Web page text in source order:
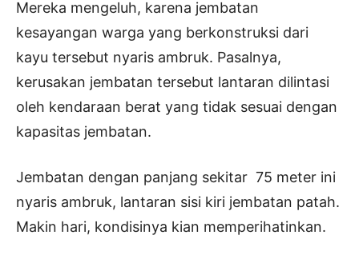
Mereka mengeluh, karena jembatan
kesayangan warga yang berkonstruksi dari
kayu tersebut nyaris ambruk. Pasalnya,
kerusakan jembatan tersebut lantaran dilintasi
oleh kendaraan berat yang tidak sesuai dengan
kapasitas jembatan.
Jembatan dengan panjang sekitar 75 meter ini
nyaris ambruk, lantaran sisi kiri jembatan patah.
Makin hari, kondisinya kian memperihatinkan.